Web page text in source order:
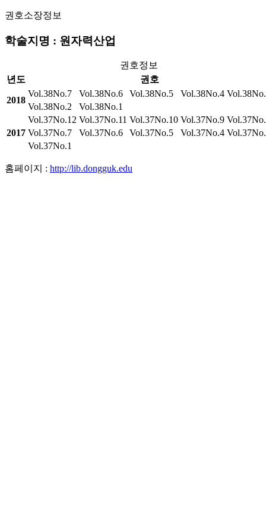
권호소장정보
학술지명 : 원자력산업
권호정보
년도
권호
2018
Vol.38No.7 Vol.38No.6 Vol.38No.5 Vol.38No.4
Vol.38No.2
Vol.38No.1
2017
Vol.37No.12 Vol.37No.11 Vol.37No.10 Vol.37No.9
Vol.37No.7
Vol.37No.6 Vol.37No.5 Vol.37No.4
Vol.37No.1
홈페이지 : http://lib.dongguk.edu